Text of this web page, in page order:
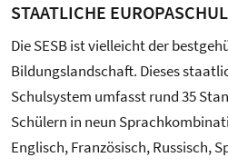
STAATLICHE
Die SESB ist vielleicht der
Bildungslandschaft. Dieses
Schulsystem umfasst rund 35
Schülern in neun
Englisch, Französisch, Russisch,